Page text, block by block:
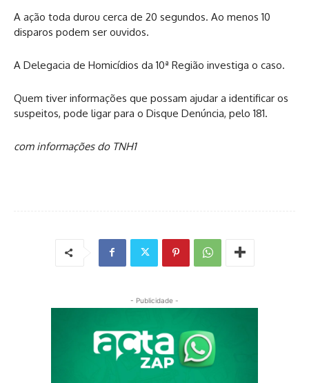
A ação toda durou cerca de 20 segundos. Ao menos 10
disparos podem ser ouvidos.
A Delegacia de Homicídios da 10ª Região investiga o caso.
Quem tiver informações que possam ajudar a identificar os
suspeitos, pode ligar para o Disque Denúncia, pelo 181.
com informações do TNH1
- Publicidade -